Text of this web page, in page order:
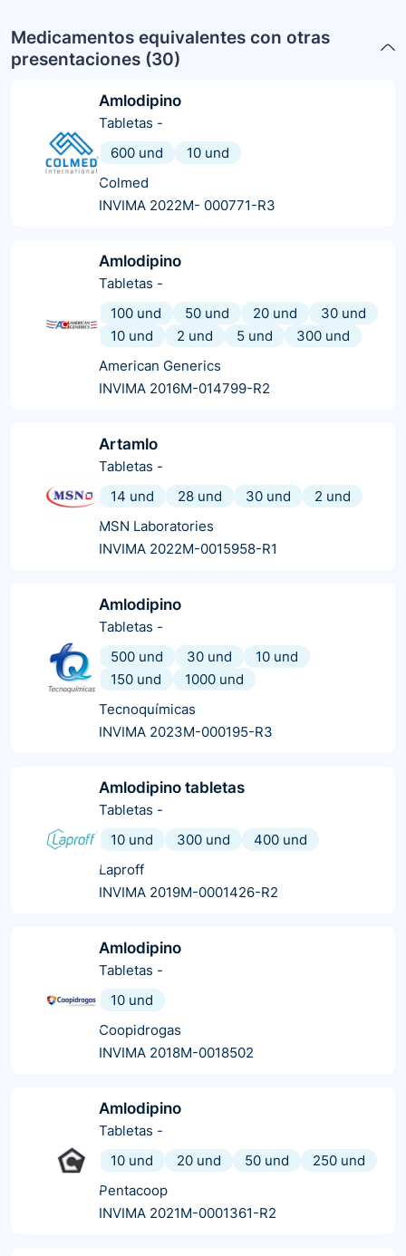
Medicamentos equivalentes con otras
presentaciones (30)
Amlodipino
Tabletas -
600 und
10 und
Colmed
INVIMA 2022M- 000771-R3
Amlodipino
Tabletas -
100 und
50 und 20 und
30 und
10 und
2 und 5 und
300 und
American Generics
INVIMA 2016M-014799-R2
Artamlo
Tabletas -
14 und
28 und 30 und
2 und
MSN Laboratories
INVIMA 2022M-0015958-R1
Amlodipino
Tabletas -
500 und
30 und
10 und
150 und
1000 und
Tecnoquímicas
INVIMA 2023M-000195-R3
Amlodipino tabletas
Tabletas -
10 und
300 und
400 und
Laproff
INVIMA 2019M-0001426-R2
Amlodipino
Tabletas -
10 und
Coopidrogas
INVIMA 2018M-0018502
Amlodipino
Tabletas -
10 und
20 und 50 und
250 und
Pentacoop
INVIMA 2021M-0001361-R2